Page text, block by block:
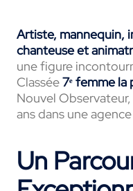
Artiste, mannequin,
chanteuse et
une figure
Classée7ᵉ femme la
Nouvel Observateur,
ans dans une
Un